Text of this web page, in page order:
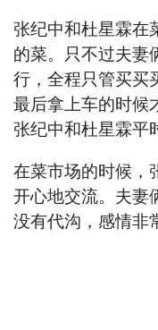
张纪中和杜星霖在
的菜。只不过夫妻
行，全程只管买买
最后拿上车的时候
张纪中和杜星霖平
在菜市场的时候，
开心地交流。夫妻
没有代沟，感情非